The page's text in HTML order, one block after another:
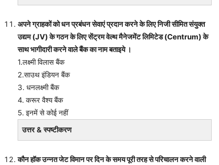
अपने ग्राहकों को धन प्रबंधन सेवाएं प्रदान करने के लिए निजी सीमित संयुक्त
उद्यम (JV) के गठन के लिए सेंट्रम वेल्थ मैनेजमेंट लिमिटेड (Centrum) के
साथ भागीदारी करने वाले बैंक का नाम बताइये ।
1.लक्ष्मी विलास बैंक
2.साउथ इंडियन बैंक
3. धनलक्ष्मी बैंक
4. करूर वैश्य बैंक
5. इनमें से कोई नहीं
उत्तर & स्पष्टीकरण
कौन हॉक उन्नत जेट विमान पर दिन के समय पूरी तरह से परिचालन करने वाली